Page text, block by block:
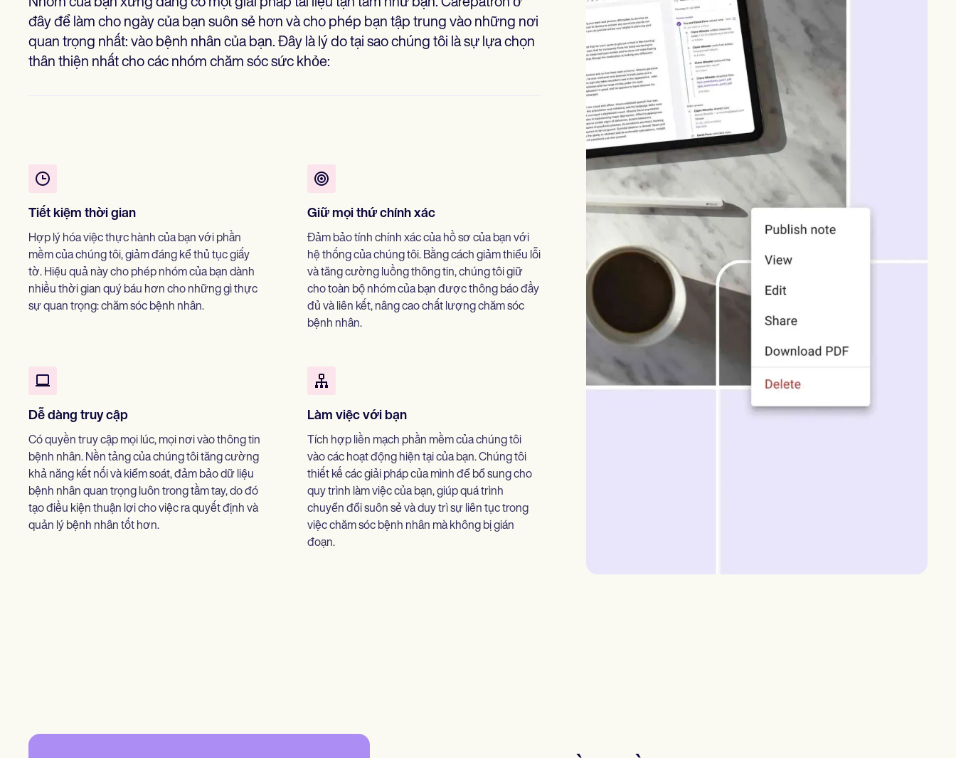
Nhóm của bạn xứng đáng có một giải pháp tài liệu tận tâm như bạn. Carepatron ở
đây để làm cho ngày của bạn suôn sẻ hơn và cho phép bạn tập trung vào những nơi
quan trọng nhất: vào bệnh nhân của bạn. Đây là lý do tại sao chúng tôi là sự lựa chọn
thân thiện nhất cho các nhóm chăm sóc sức khỏe:
Tiết kiệm thời gian
Hợp lý hóa việc thực hành của bạn với phần
mềm của chúng tôi, giảm đáng kể thủ tục giấy
tờ. Hiệu quả này cho phép nhóm của bạn dành
nhiều thời gian quý báu hơn cho những gì thực
sự quan trọng: chăm sóc bệnh nhân.
Giữ mọi thứ chính xác
Đảm bảo tính chính xác của hồ sơ của bạn với
hệ thống của chúng tôi. Bằng cách giảm thiểu lỗi
và tăng cường luồng thông tin, chúng tôi giữ
cho toàn bộ nhóm của bạn được thông báo đầy
đủ và liên kết, nâng cao chất lượng chăm sóc
bệnh nhân.
Dễ dàng truy cập
Có quyền truy cập mọi lúc, mọi nơi vào thông tin
bệnh nhân. Nền tảng của chúng tôi tăng cường
khả năng kết nối và kiểm soát, đảm bảo dữ liệu
bệnh nhân quan trọng luôn trong tầm tay, do đó
tạo điều kiện thuận lợi cho việc ra quyết định và
quản lý bệnh nhân tốt hơn.
Làm việc với bạn
Tích hợp liền mạch phần mềm của chúng tôi
vào các hoạt động hiện tại của bạn. Chúng tôi
thiết kế các giải pháp của mình để bổ sung cho
quy trình làm việc của bạn, giúp quá trình
chuyển đổi suôn sẻ và duy trì sự liên tục trong
việc chăm sóc bệnh nhân mà không bị gián
đoạn.